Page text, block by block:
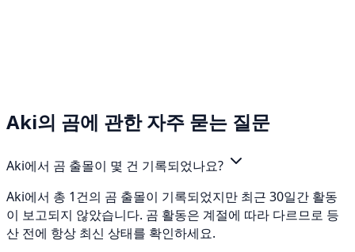
Aki의 곰에 관한 자주 묻는 질문
Aki에서 곰 출몰이 몇 건 기록되었나요?
Aki에서 총 1건의 곰 출몰이 기록되었지만 최근 30일간 활동
이 보고되지 않았습니다. 곰 활동은 계절에 따라 다르므로 등
산 전에 항상 최신 상태를 확인하세요.